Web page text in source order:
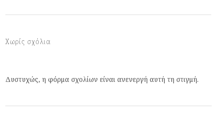
Χωρίς σχόλια
Δυστυχώς, η φόρμα σχολίων είναι ανενεργή αυτή τη στιγμή.